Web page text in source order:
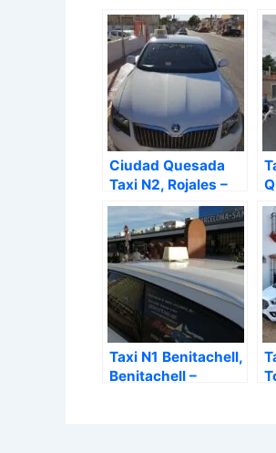
Ciudad Quesada
Taxi N2, Rojales –
Alicante
Taxi N1 Benitachell,
Benitachell –